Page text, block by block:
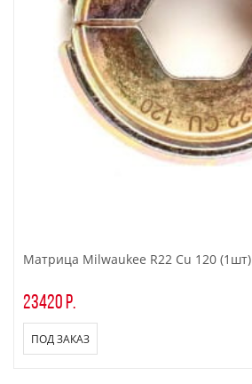
Матрица Milwaukee R22 Cu 120 (1шт)
23420 р.
ПОД ЗАКАЗ